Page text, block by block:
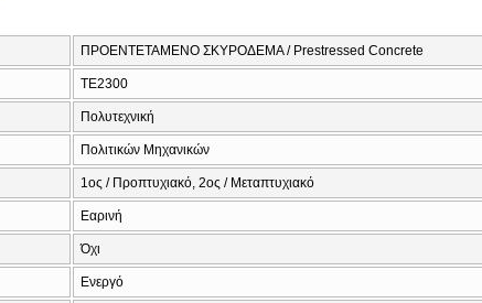
ΠΡΟΕΝΤΕΤΑΜΕΝΟ ΣΚΥΡΟΔΕΜΑ / Prestressed Concrete
ΤΕ2300
Πολυτεχνική
Πολιτικών Μηχανικών
1ος / Προπτυχιακό, 2ος / Μεταπτυχιακό
Εαρινή
Όχι
Ενεργό